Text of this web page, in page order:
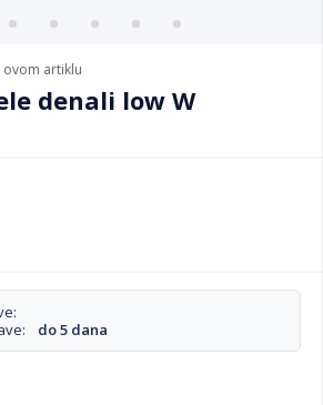
ovom artiklu
denali low W
do 5 dana